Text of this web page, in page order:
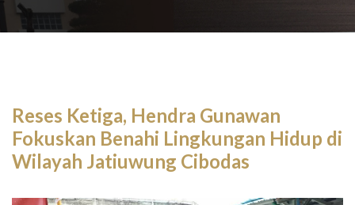
Reses Ketiga, Hendra Gunawan
Fokuskan Benahi Lingkungan Hidup di
Wilayah Jatiuwung Cibodas